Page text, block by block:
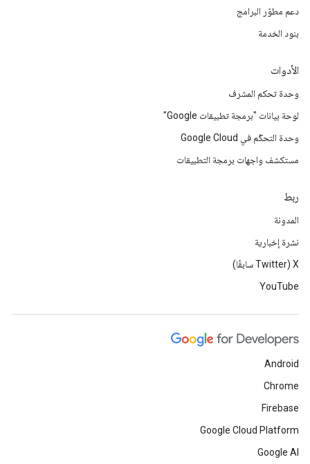
دعم مطوّر البرامج
بنود الخدمة
الأدوات
وحدة تحكم المشرف
لوحة بيانات "برمجة تطبيقات Google"
وحدة التحكّم في Google Cloud
مستكشف واجهات برمجة التطبيقات
ربط
المدونة
نشرة إخبارية
‫X ‏(Twitter سابقًا)
YouTube
Android
Chrome
Firebase
Google Cloud Platform
Google AI